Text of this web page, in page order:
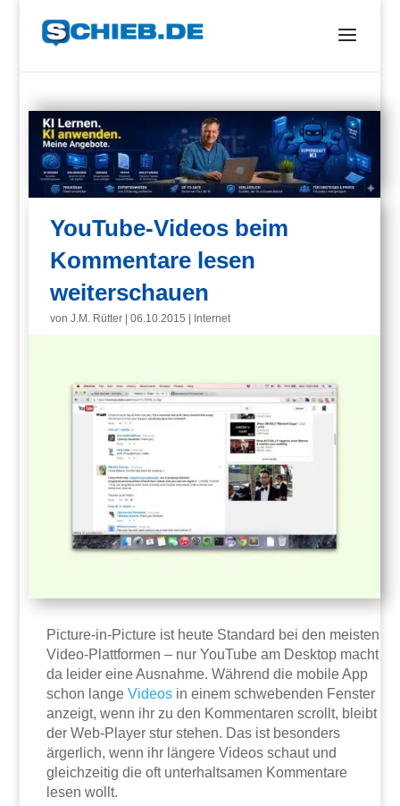
YouTube-Videos beim
Kommentare lesen
weiterschauen
vonJ.M. Rütter |06.10.2015 Internet
Picture-in-Picture ist heute Standard bei den meisten
Video-Plattformen – nur YouTube am Desktop macht
da leider eine Ausnahme. Während die mobile App
schon langeVideos in einem schwebenden Fenster
anzeigt, wenn ihr zu den Kommentaren scrollt, bleibt
der Web-Player stur stehen. Das ist besonders
ärgerlich, wenn ihr längere Videos schaut und
gleichzeitig die oft unterhaltsamen Kommentare
lesen wollt.